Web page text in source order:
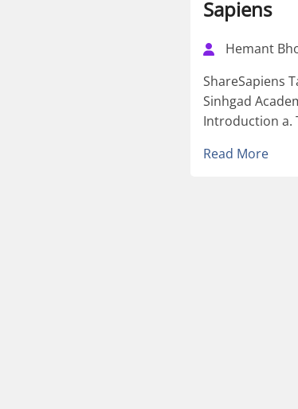
Sapiens
Hemant
ShareSapiens
Sinhgad
Introduction a.
Read More